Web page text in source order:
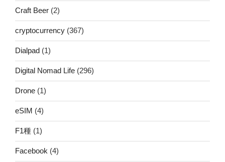
Craft Beer (2)
cryptocurrency (367)
Dialpad (1)
Digital Nomad Life (296)
Drone (1)
eSIM (4)
F1種 (1)
Facebook (4)